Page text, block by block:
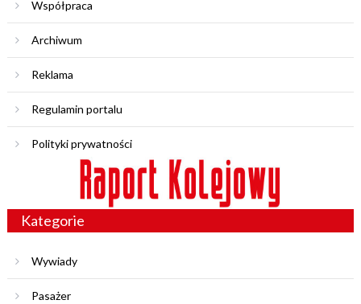
Współpraca
Archiwum
Reklama
Regulamin portalu
Polityki prywatności
Kategorie
Wywiady
Pasażer